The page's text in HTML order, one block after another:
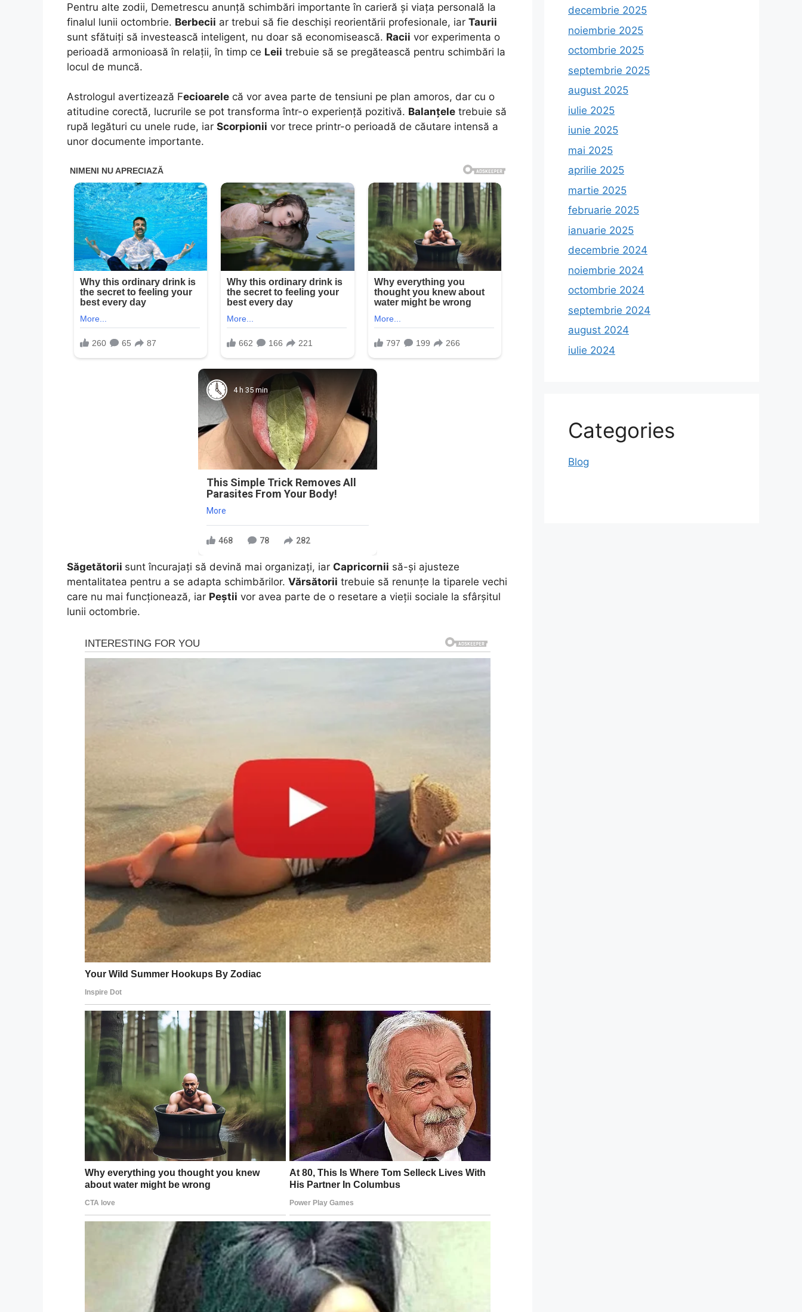
Pentru alte zodii, Demetrescu anunță schimbări importante în carieră și viața personală la
finalul lunii octombrie. Berbecii ar trebui să fie deschiși reorientării profesionale, iar Taurii
sunt sfătuiți să investească inteligent, nu doar să economisească. Racii vor experimenta o
perioadă armonioasă în relații, în timp ce Leii trebuie să se pregătească pentru schimbări la
locul de muncă.
Astrologul avertizează Fecioarele că vor avea parte de tensiuni pe plan amoros, dar cu o
atitudine corectă, lucrurile se pot transforma într-o experiență pozitivă. Balanțele trebuie să
rupă legături cu unele rude, iar Scorpionii vor trece printr-o perioadă de căutare intensă a
unor documente importante.
4 h 35 min
This Simple Trick Removes All
Parasites From Your Body!
More
468 78 282
Săgetătorii sunt încurajați să devină mai organizați, iar Capricornii să-și ajusteze
mentalitatea pentru a se adapta schimbărilor. Vărsătorii trebuie să renunțe la tiparele vechi
care nu mai funcționează, iar Peștii vor avea parte de o resetare a vieții sociale la sfârșitul
lunii octombrie.
decembrie 2025
noiembrie 2025
octombrie 2025
septembrie 2025
august 2025
iulie 2025
iunie 2025
mai 2025
aprilie 2025
martie 2025
februarie 2025
ianuarie 2025
decembrie 2024
noiembrie 2024
octombrie 2024
septembrie 2024
august 2024
iulie 2024
Categories
Blog